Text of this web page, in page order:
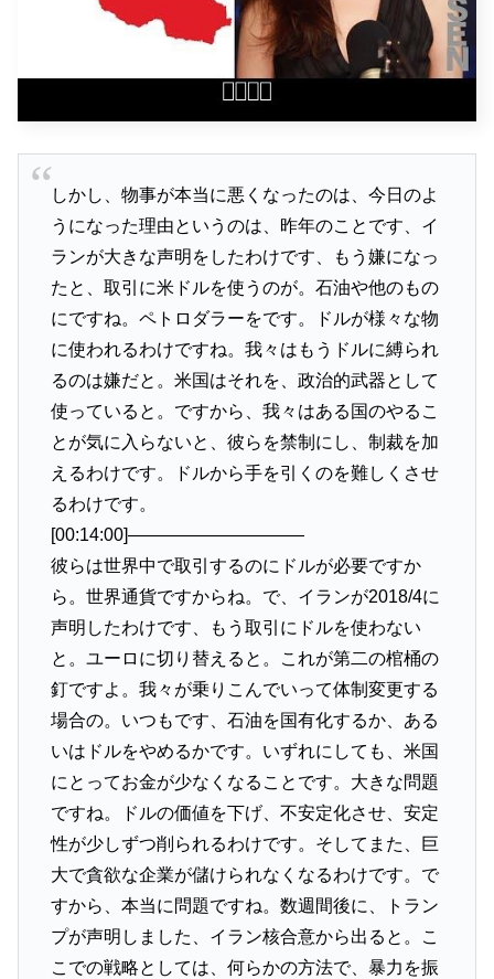
しかし、物事が本当に悪くなったのは、今日のよ
うになった理由というのは、昨年のことです、イ
ランが大きな声明をしたわけです、もう嫌になっ
たと、取引に米ドルを使うのが。石油や他のもの
にですね。ペトロダラーをです。ドルが様々な物
に使われるわけですね。我々はもうドルに縛られ
るのは嫌だと。米国はそれを、政治的武器として
使っていると。ですから、我々はある国のやるこ
とが気に入らないと、彼らを禁制にし、制裁を加
えるわけです。ドルから手を引くのを難しくさせ
るわけです。
[00:14:00]——————————
彼らは世界中で取引するのにドルが必要ですか
ら。世界通貨ですからね。で、イランが2018/4に
声明したわけです、もう取引にドルを使わない
と。ユーロに切り替えると。これが第二の棺桶の
釘ですよ。我々が乗りこんでいって体制変更する
場合の。いつもです、石油を国有化するか、ある
いはドルをやめるかです。いずれにしても、米国
にとってお金が少なくなることです。大きな問題
ですね。ドルの価値を下げ、不安定化させ、安定
性が少しずつ削られるわけです。そしてまた、巨
大で貪欲な企業が儲けられなくなるわけです。で
すから、本当に問題ですね。数週間後に、トラン
プが声明しました、イラン核合意から出ると。こ
こでの戦略としては、何らかの方法で、暴力を振